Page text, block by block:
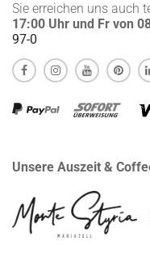
Sie erreichen uns auch
17:00 Uhr und Fr von
97-0
Unsere Auszeit &